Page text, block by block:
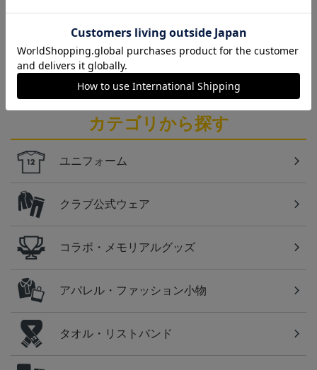
仙台
ベガルタ仙台のスクール生向けのグッズを取り扱い
しております！
カテゴリから探す
ユニフォーム
クラブ公式ウェア
コラボ・メモリアルグッズ
アパレル・ファッション小物
タオル・リストバンド